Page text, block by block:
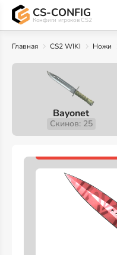
CS-CONFIG
Конфиги игроков CS2
Главная CS2 WIKI Ножи
Bayonet
Скинов: 25